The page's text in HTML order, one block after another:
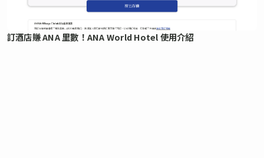
訂酒店賺 ANA 里數！ANA World Hotel 使用介紹